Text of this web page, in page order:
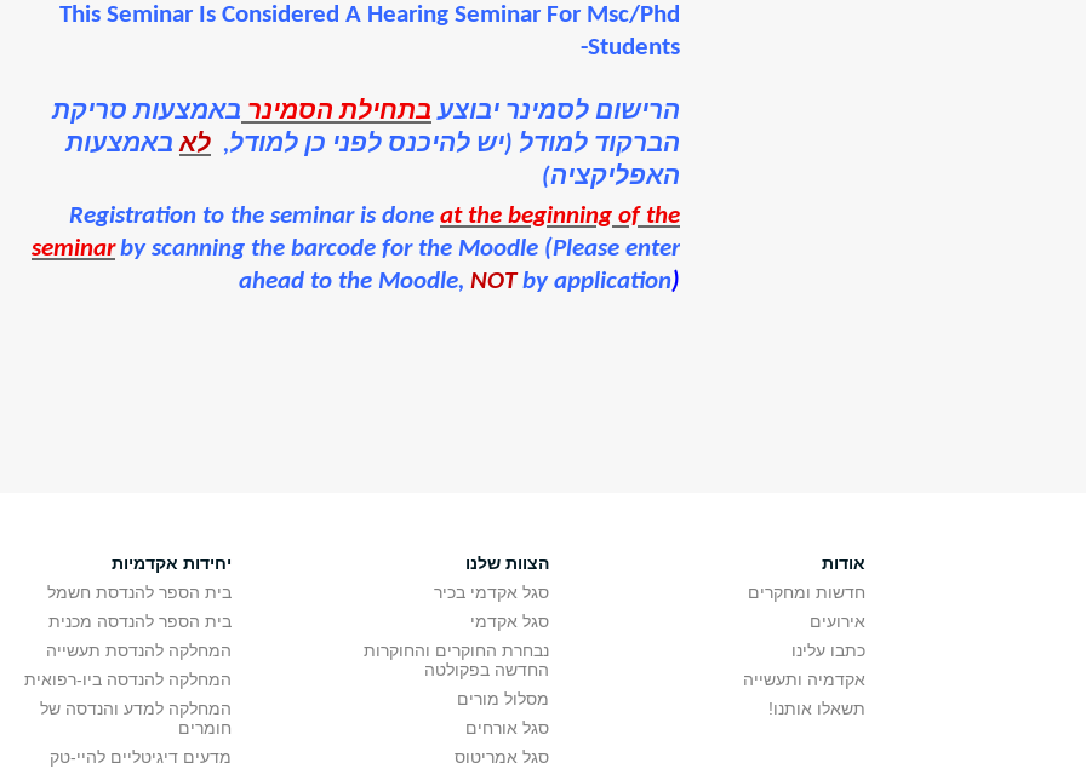
This Seminar Is Considered A Hearing Seminar For Msc/Phd
Students-
הרישום לסמינר יבוצע בתחילת הסמינר באמצעות סריקת
הברקוד למודל (יש להיכנס לפני כן למודל, לא באמצעות
האפליקציה)
Registration to the seminar is done at the beginning of the
seminarby scanning the barcode for the Moodle (Please enter
ahead to the Moodle, NOTby application)
אודות
חדשות ומחקרים
אירועים
כתבו עלינו
אקדמיה ותעשייה
תשאלו אותנו!
הצוות שלנו
סגל אקדמי בכיר
סגל אקדמי
נבחרת החוקרים והחוקרות
החדשה בפקולטה
מסלול מורים
סגל אורחים
סגל אמריטוס
יחידות אקדמיות
בית הספר להנדסת חשמל
בית הספר להנדסה מכנית
המחלקה להנדסת תעשייה
המחלקה להנדסה ביו-רפואית
המחלקה למדע והנדסה של
חומרים
מדעים דיגיטליים להיי-טק